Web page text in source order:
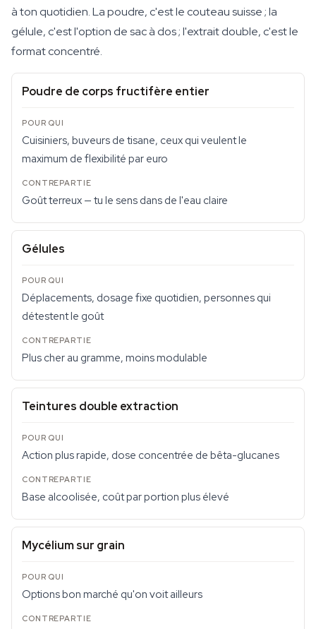
à ton quotidien. La poudre, c'est le couteau suisse ; la
gélule, c'est l'option de sac à dos ; l'extrait double, c'est le
format concentré.
Poudre de corps fructifère entier
Cuisiniers, buveurs de tisane, ceux qui veulent le
maximum de flexibilité par euro
Goût terreux — tu le sens dans de l'eau claire
Gélules
Déplacements, dosage fixe quotidien, personnes qui
détestent le goût
Plus cher au gramme, moins modulable
Teintures double extraction
Action plus rapide, dose concentrée de bêta-glucanes
Base alcoolisée, coût par portion plus élevé
Mycélium sur grain
Options bon marché qu'on voit ailleurs